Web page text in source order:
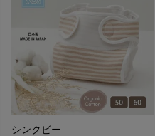
シンクビー